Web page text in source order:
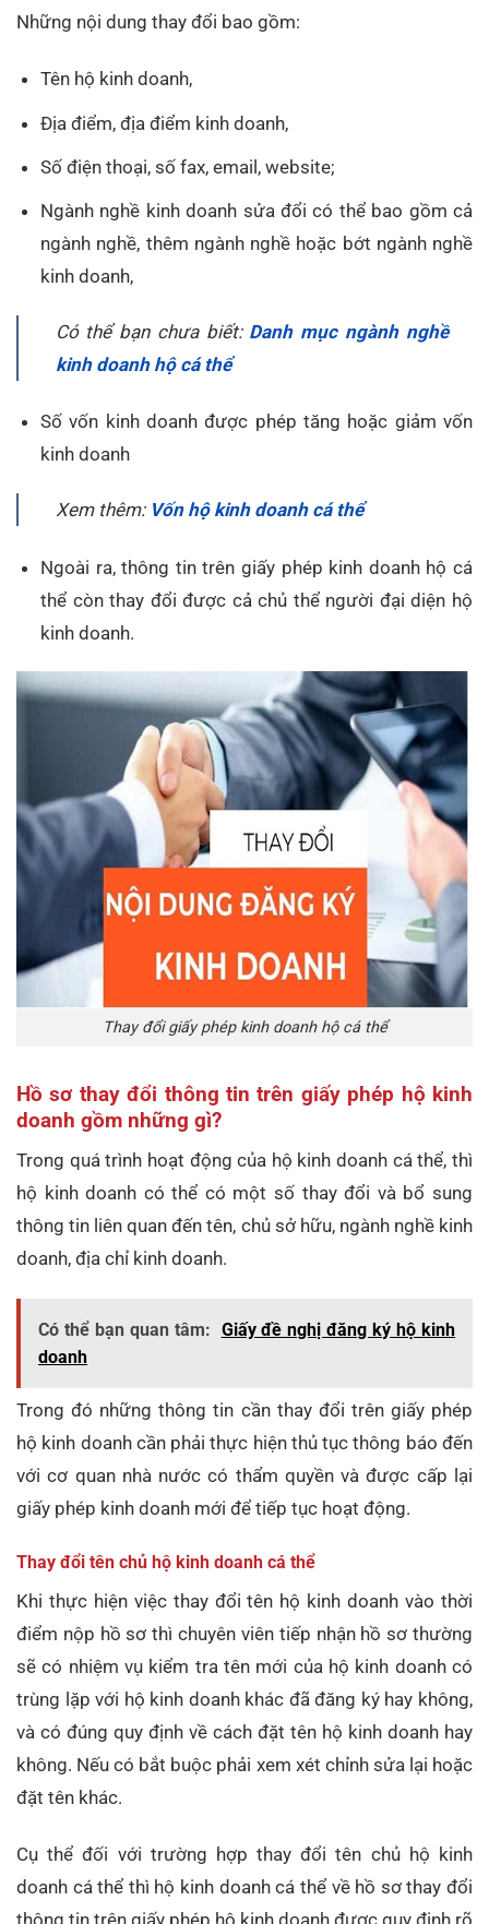
Những nội dung thay đổi bao gồm:
Tên hộ kinh doanh,
Địa điểm, địa điểm kinh doanh,
Số điện thoại, số fax, email, website;
Ngành nghề kinh doanh sửa đổi có thể bao gồm cả
ngành nghề, thêm ngành nghề hoặc bớt ngành nghề
kinh doanh,
Có thể bạn chưa biết: Danh mục ngành nghề
kinh doanh hộ cá thể
Số vốn kinh doanh được phép tăng hoặc giảm vốn
kinh doanh
Xem thêm: Vốn hộ kinh doanh cá thể
Ngoài ra, thông tin trên giấy phép kinh doanh hộ cá
thể còn thay đổi được cả chủ thể người đại diện hộ
kinh doanh.
Thay đổi giấy phép kinh doanh hộ cá thể
Hồ sơ thay đổi thông tin trên giấy phép hộ kinh
doanh gồm những gì?
Trong quá trình hoạt động của hộ kinh doanh cá thể, thì
hộ kinh doanh có thể có một số thay đổi và bổ sung
thông tin liên quan đến tên, chủ sở hữu, ngành nghề kinh
doanh, địa chỉ kinh doanh.
Có thể bạn quan tâm: Giấy đề nghị đăng ký hộ kinh
doanh
Trong đó những thông tin cần thay đổi trên giấy phép
hộ kinh doanh cần phải thực hiện thủ tục thông báo đến
với cơ quan nhà nước có thẩm quyền và được cấp lại
giấy phép kinh doanh mới để tiếp tục hoạt động.
Thay đổi tên chủ hộ kinh doanh cá thể
Khi thực hiện việc thay đổi tên hộ kinh doanh vào thời
điểm nộp hồ sơ thì chuyên viên tiếp nhận hồ sơ thường
sẽ có nhiệm vụ kiểm tra tên mới của hộ kinh doanh có
trùng lặp với hộ kinh doanh khác đã đăng ký hay không,
và có đúng quy định về cách đặt tên hộ kinh doanh hay
không. Nếu có bắt buộc phải xem xét chỉnh sửa lại hoặc
đặt tên khác.
Cụ thể đối với trường hợp thay đổi tên chủ hộ kinh
doanh cá thể thì hộ kinh doanh cá thể về hồ sơ thay đổi